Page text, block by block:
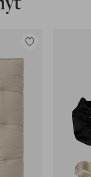
Lisää
suosikkeihin